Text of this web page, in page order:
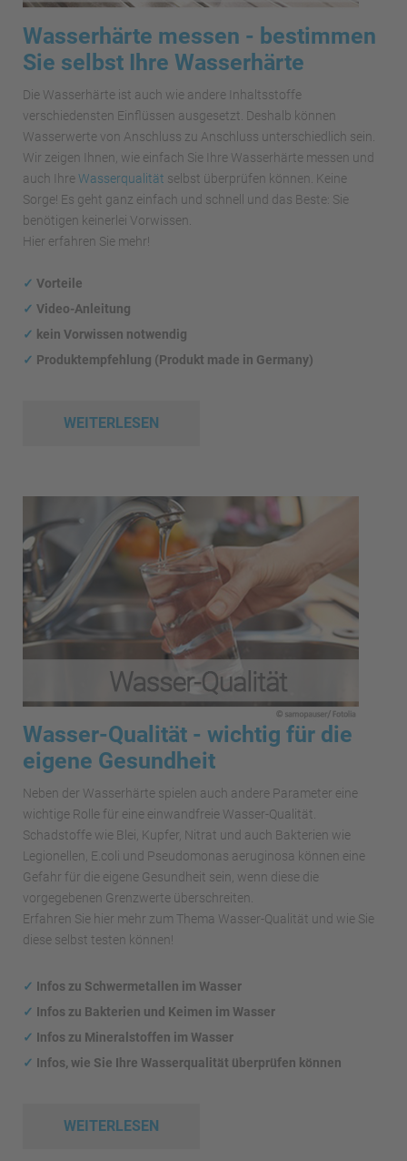
Wasserhärte messen - bestimmen
Sie selbst Ihre Wasserhärte
Die Wasserhärte ist auch wie andere Inhaltsstoffe
verschiedensten Einflüssen ausgesetzt. Deshalb können
Wasserwerte von Anschluss zu Anschluss unterschiedlich sein.
Wir zeigen Ihnen, wie einfach Sie Ihre Wasserhärte messen und
auch IhreWasserqualität selbst überprüfen können. Keine
Sorge! Es geht ganz einfach und schnell und das Beste: Sie
benötigen keinerlei Vorwissen.
Hier erfahren Sie mehr!
✓ Vorteile
✓ Video-Anleitung
✓ kein Vorwissen notwendig
✓ Produktempfehlung (Produkt made in Germany)
WEITERLESEN
Wasser-Qualität - wichtig für die
eigene Gesundheit
Neben der Wasserhärte spielen auch andere Parameter eine
wichtige Rolle für eine einwandfreie Wasser-Qualität.
Schadstoffe wie Blei, Kupfer, Nitrat und auch Bakterien wie
Legionellen, E.coli und Pseudomonas aeruginosa können eine
Gefahr für die eigene Gesundheit sein, wenn diese die
vorgegebenen Grenzwerte überschreiten.
Erfahren Sie hier mehr zum Thema Wasser-Qualität und wie Sie
diese selbst testen können!
✓ Infos zu Schwermetallen im Wasser
✓ Infos zu Bakterien und Keimen im Wasser
✓ Infos zu Mineralstoffen im Wasser
✓ Infos, wie Sie Ihre Wasserqualität überprüfen können
WEITERLESEN